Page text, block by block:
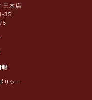
三木店
35
報
リシー